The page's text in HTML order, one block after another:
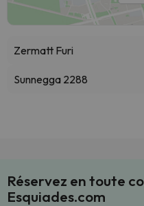
Zermatt Furi
Sunnegga 2288
Réservez en toute
Esquiades.com